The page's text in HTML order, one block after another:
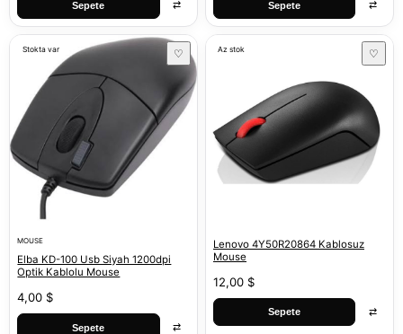
Sepete ⇄ Sepete ⇄
Stokta var ♡
MOUSE
Elba KD-100 Usb Siyah 1200dpi
Optik Kablolu Mouse
4,00 $
Sepete ⇄
Az stok ♡
Lenovo 4Y50R20864 Kablosuz
Mouse
12,00 $
Sepete ⇄